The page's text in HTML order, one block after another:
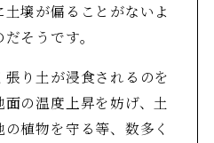
壌が偏ることがないよ
そうです。
り土が浸食されるのを
の温度上昇を妨げ、土
植物を守る等、数多く